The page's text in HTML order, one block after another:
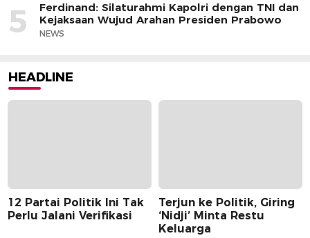
5
Ferdinand: Silaturahmi Kapolri dengan TNI dan
Kejaksaan Wujud Arahan Presiden Prabowo
NEWS
HEADLINE
12 Partai Politik Ini Tak
Perlu Jalani Verifikasi
Terjun ke Politik, Giring
‘Nidji’ Minta Restu
Keluarga